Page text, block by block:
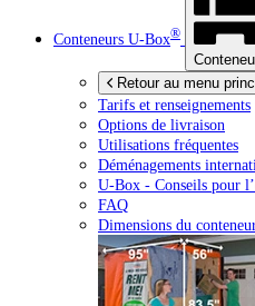
Conteneurs U-Box®
Retour au menu
Tarifs et renseignements
Options de livraison
Utilisations fréquentes
Déménagements
U-Box - Conseils pour
FAQ
Dimensions du